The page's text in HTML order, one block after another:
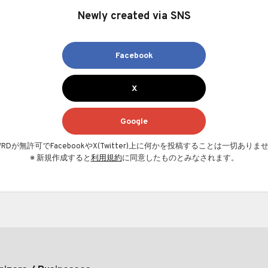
Newly created via SNS
Facebook
X
Google
が無許可でFacebookやX(Twitter)上に何かを投稿することは一切ありま
※ 新規作成すると利用規約に同意したものとみなされます。